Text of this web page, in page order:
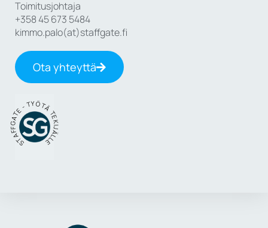
Toimitusjohtaja
+358 45 673 5484
kimmo.palo(at)staffgate.fi
Ota yhteyttä
- TYÖTÄ TEKIJÄLLE